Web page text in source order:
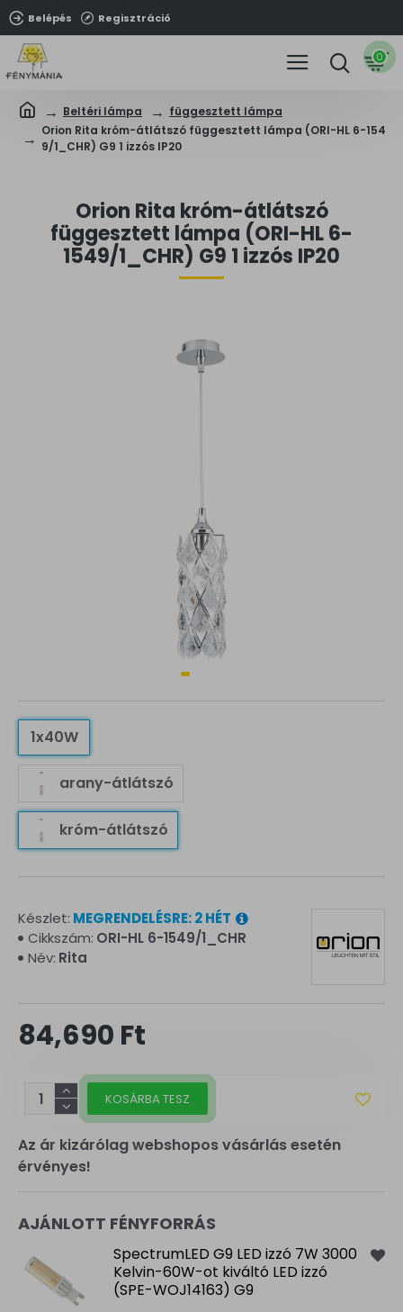
Belépés Regisztráció
0
Beltéri lámpa
függesztett lámpa
Orion Rita króm-átlátszó függesztett lámpa (ORI-HL 6-154
9/1_CHR) G9 1 izzós IP20
Orion Rita króm-átlátszó
függesztett lámpa (ORI-HL 6-
1549/1_CHR) G9 1 izzós IP20
Az ár kizárólag webshopos vásárlás esetén
érvényes!
1x40W
arany-átlátszó
króm-átlátszó
84,690 Ft
Készlet: MEGRENDELÉSRE: 2 HÉT
Cikkszám: ORI-HL 6-1549/1_CHR
Név: Rita
KOSÁRBA TESZ
AJÁNLOTT FÉNYFORRÁS
SpectrumLED G9 LED izzó 7W 3000
Kelvin-60W-ot kiváltó LED izzó
(SPE-WOJ14163) G9